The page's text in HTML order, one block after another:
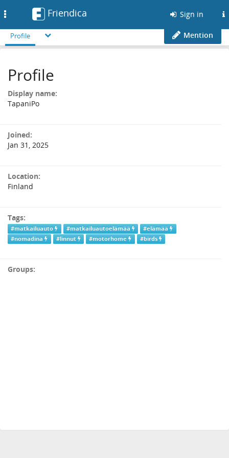
Friendica Sign in
Profile Mention
Profile
Display name:
TapaniPo
Joined:
Jan 31, 2025
Location:
Finland
Tags:
#matkailuauto #matkailuautoelämää
#elämää
#nomadina
#linnut #motorhome #birds
Groups: